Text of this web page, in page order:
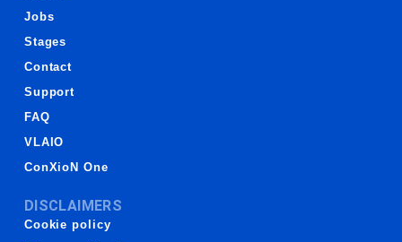
Jobs
Stages
Contact
Support
FAQ
VLAIO
ConXioN One
DISCLAIMERS
Cookie policy